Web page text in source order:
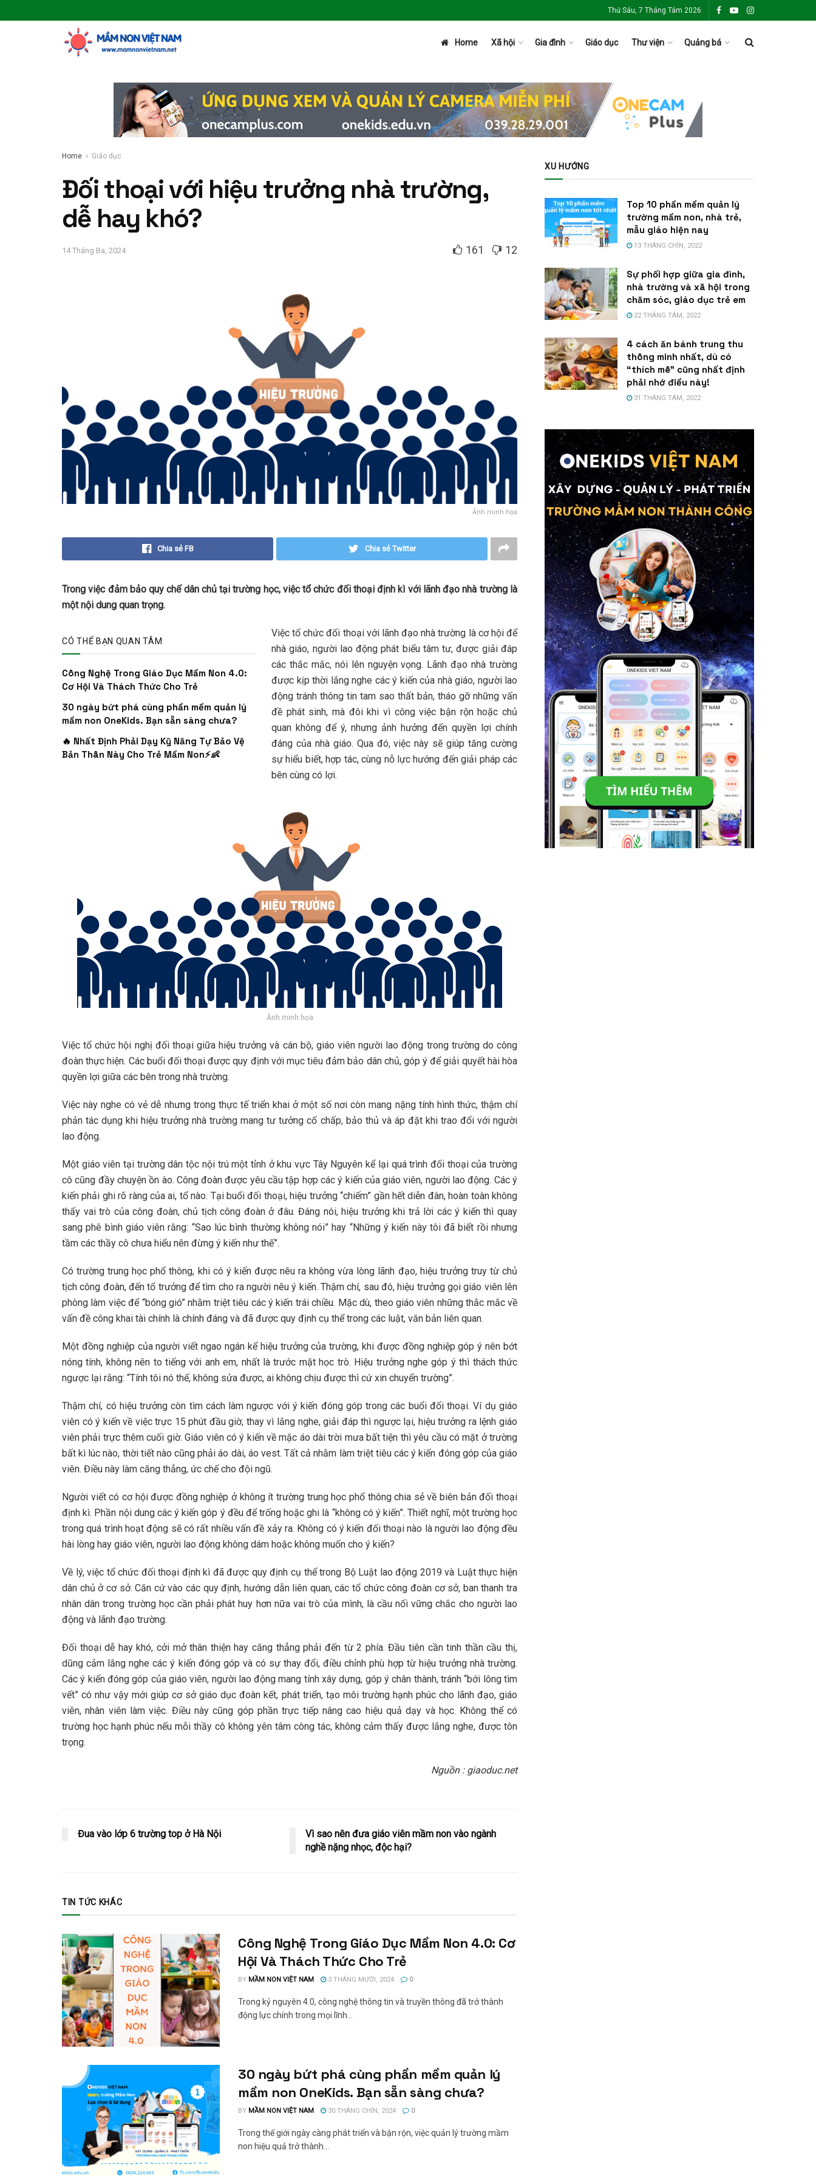
Thứ Sáu, 7 Tháng Tám 2026
Home Xã hội Gia đình Giáo dục Thư viện Quảng bá
Home Giáo dục
Đối thoại với hiệu trưởng nhà trường,
dễ hay khó?
14 Tháng Ba, 2024 161 12
Ảnh minh họa
Chia sẻ FB Chia sẻ Twitter
Trong việc đảm bảo quy chế dân chủ tại trường học, việc tổ chức đối thoại định kì với lãnh đạo nhà trường là
một nội dung quan trọng.
CÓ THỂ BẠN QUAN TÂM
Công Nghệ Trong Giáo Dục Mầm Non 4.0:
Cơ Hội Và Thách Thức Cho Trẻ
30 ngày bứt phá cùng phần mềm quản lý
mầm non OneKids. Bạn sẵn sàng chưa?
🔥 Nhất Định Phải Dạy Kỹ Năng Tự Bảo Vệ
Bản Thân Này Cho Trẻ Mầm Non⚡👶
Việc tổ chức đối thoại với lãnh đạo nhà trường là cơ hội để
nhà giáo, người lao động phát biểu tâm tư, được giải đáp
các thắc mắc, nói lên nguyện vọng. Lãnh đạo nhà trường
được kịp thời lắng nghe các ý kiến của nhà giáo, người lao
động tránh thông tin tam sao thất bản, tháo gỡ những vấn
đề phát sinh, mà đôi khi vì công việc bận rộn hoặc chủ
quan không để ý, nhưng ảnh hưởng đến quyền lợi chính
đáng của nhà giáo. Qua đó, việc này sẽ giúp tăng cường
sự hiểu biết, hợp tác, cùng nỗ lực hướng đến giải pháp các
bên cùng có lợi.
Ảnh minh họa
Việc tổ chức hội nghị đối thoại giữa hiệu trưởng và cán bộ, giáo viên người lao động trong trường do công
đoàn thực hiện. Các buổi đối thoại được quy định với mục tiêu đảm bảo dân chủ, góp ý để giải quyết hài hòa
quyền lợi giữa các bên trong nhà trường.
Việc này nghe có vẻ dễ nhưng trong thực tế triển khai ở một số nơi còn mang nặng tính hình thức, thậm chí
phản tác dụng khi hiệu trưởng nhà trường mang tư tưởng cố chấp, bảo thủ và áp đặt khi trao đổi với người
lao động.
Một giáo viên tại trường dân tộc nội trú một tỉnh ở khu vực Tây Nguyên kể lại quá trình đối thoại của trường
cô cũng đầy chuyện ồn ào. Công đoàn được yêu cầu tập hợp các ý kiến của giáo viên, người lao động. Các ý
kiến phải ghi rõ ràng của ai, tổ nào. Tại buổi đối thoại, hiệu trưởng “chiếm” gần hết diễn đàn, hoàn toàn không
thấy vai trò của công đoàn, chủ tịch công đoàn ở đâu. Đáng nói, hiệu trưởng khi trả lời các ý kiến thì quay
sang phê bình giáo viên rằng: “Sao lúc bình thường không nói” hay “Những ý kiến này tôi đã biết rồi nhưng
tầm các thầy cô chưa hiểu nên đừng ý kiến như thế”.
Có trường trung học phổ thông, khi có ý kiến được nêu ra không vừa lòng lãnh đạo, hiệu trưởng truy từ chủ
tịch công đoàn, đến tổ trưởng để tìm cho ra người nêu ý kiến. Thậm chí, sau đó, hiệu trưởng gọi giáo viên lên
phòng làm việc để “bóng gió” nhằm triệt tiêu các ý kiến trái chiều. Mặc dù, theo giáo viên những thắc mắc về
vấn đề công khai tài chính là chính đáng và đã được quy định cụ thể trong các luật, văn bản liên quan.
Một đồng nghiệp của người viết ngao ngán kể hiệu trưởng của trường, khi được đồng nghiệp góp ý nên bớt
nóng tính, không nên to tiếng với anh em, nhất là trước mặt học trò. Hiệu trưởng nghe góp ý thì thách thức
ngược lại rằng: “Tính tôi nó thế, không sửa được, ai không chịu được thì cứ xin chuyển trường”.
Thậm chí, có hiệu trưởng còn tìm cách làm ngược với ý kiến đóng góp trong các buổi đối thoại. Ví dụ giáo
viên có ý kiến về việc trực 15 phút đầu giờ, thay vì lắng nghe, giải đáp thì ngược lại, hiệu trưởng ra lệnh giáo
viên phải trực thêm cuối giờ. Giáo viên có ý kiến về mặc áo dài trời mưa bất tiện thì yêu cầu có mặt ở trường
bất kì lúc nào, thời tiết nào cũng phải áo dài, áo vest. Tất cả nhằm làm triệt tiêu các ý kiến đóng góp của giáo
viên. Điều này làm căng thẳng, ức chế cho đội ngũ.
Người viết có cơ hội được đồng nghiệp ở không ít trường trung học phổ thông chia sẻ về biên bản đối thoại
định kì. Phần nội dung các ý kiến góp ý đều để trống hoặc ghi là “không có ý kiến”. Thiết nghĩ, một trường học
trong quá trình hoạt động sẽ có rất nhiều vấn đề xảy ra. Không có ý kiến đối thoại nào là người lao động đều
hài lòng hay giáo viên, người lao động không dám hoặc không muốn cho ý kiến?
Về lý, việc tổ chức đối thoại định kì đã được quy định cụ thể trong Bộ Luật lao động 2019 và Luật thực hiện
dân chủ ở cơ sở. Căn cứ vào các quy định, hướng dẫn liên quan, các tổ chức công đoàn cơ sở, ban thanh tra
nhân dân trong trường học cần phải phát huy hơn nữa vai trò của mình, là cầu nối vững chắc cho người lao
động và lãnh đạo trường.
Đối thoại dễ hay khó, cởi mở thân thiện hay căng thẳng phải đến từ 2 phía. Đầu tiên cần tinh thần cầu thị,
dũng cảm lắng nghe các ý kiến đóng góp và có sự thay đổi, điều chỉnh phù hợp từ hiệu trưởng nhà trường.
Các ý kiến đóng góp của giáo viên, người lao động mang tính xây dựng, góp ý chân thành, tránh “bới lông tìm
vết” có như vậy mới giúp cơ sở giáo dục đoàn kết, phát triển, tạo môi trường hạnh phúc cho lãnh đạo, giáo
viên, nhân viên làm việc. Điều này cũng góp phần trực tiếp nâng cao hiệu quả dạy và học. Không thể có
trường học hạnh phúc nếu mỗi thầy cô không yên tâm công tác, không cảm thấy được lắng nghe, được tôn
trọng.
Nguồn : giaoduc.net
Đua vào lớp 6 trường top ở Hà Nội
Vì sao nên đưa giáo viên mầm non vào ngành
nghề nặng nhọc, độc hại?
TIN TỨC KHÁC
Công Nghệ Trong Giáo Dục Mầm Non 4.0: Cơ
Hội Và Thách Thức Cho Trẻ
BY MẦM NON VIỆT NAM 3 THÁNG MƯỜI, 2024 0
Trong kỷ nguyên 4.0, công nghệ thông tin và truyền thông đã trở thành
động lực chính trong mọi lĩnh...
30 ngày bứt phá cùng phần mềm quản lý
mầm non OneKids. Bạn sẵn sàng chưa?
BY MẦM NON VIỆT NAM 30 THÁNG CHÍN, 2024 0
Trong thế giới ngày càng phát triển và bận rộn, việc quản lý trường mầm
non hiệu quả trở thành...
XU HƯỚNG
Top 10 phần mềm quản lý
trường mầm non, nhà trẻ,
mẫu giáo hiện nay
13 THÁNG CHÍN, 2022
Sự phối hợp giữa gia đình,
nhà trường và xã hội trong
chăm sóc, giáo dục trẻ em
22 THÁNG TÁM, 2022
4 cách ăn bánh trung thu
thông minh nhất, dù có
“thích mê” cũng nhất định
phải nhớ điều này!
31 THÁNG TÁM, 2022